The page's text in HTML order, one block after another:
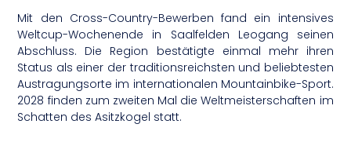
Mit den Cross-Country-Bewerben fand ein intensives
Weltcup-Wochenende in Saalfelden Leogang seinen
Abschluss. Die Region bestätigte einmal mehr ihren
Status als einer der traditionsreichsten und beliebtesten
Austragungsorte im internationalen Mountainbike-Sport.
2028 finden zum zweiten Mal die Weltmeisterschaften im
Schatten des Asitzkogel statt.